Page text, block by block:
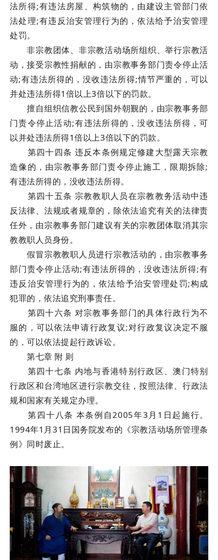
法所得;有违法房屋、构筑物的，由建设主管部门依
法处理;有违反治安管理行为的，依法给予治安管理
处罚。
非宗教团体、非宗教活动场所组织、举行宗教活
动，接受宗教性捐献的，由宗教事务部门责令停止活
动;有违法所得的，没收违法所得;情节严重的，可以
并处违法所得1倍以上3倍以下的罚款。
擅自组织信教公民到国外朝觐的，由宗教事务部
门责令停止活动;有违法所得的，没收违法所得，可
以并处违法所得1倍以上3倍以下的罚款。
第四十四条 违反本条例规定修建大型露天宗教
造像的，由宗教事务部门责令停止施工，限期拆除;
有违法所得的，没收违法所得。
第四十五条 宗教教职人员在宗教教务活动中违
反法律、法规或者规章的，除依法追究有关的法律责
任外，由宗教事务部门建议有关的宗教团体取消其宗
教教职人员身份。
假冒宗教教职人员进行宗教活动的，由宗教事务
部门责令停止活动;有违法所得的，没收违法所得;有
违反治安管理行为的，依法给予治安管理处罚;构成
犯罪的，依法追究刑事责任。
第四十六条 对宗教事务部门的具体行政行为不
服的，可以依法申请行政复议;对行政复议决定不服
的，可以依法提起行政诉讼。
第七章 附 则
第四十七条 内地与香港特别行政区、澳门特别
行政区和台湾地区进行宗教交往，按照法律、行政法
规和国家有关规定办理。
第四十八条 本条例自2005年3月1日起施行。
1994年1月31日国务院发布的《宗教活动场所管理条
例》同时废止。